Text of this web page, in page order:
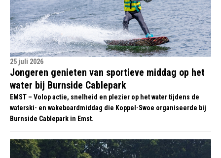
25 juli 2026
Jongeren genieten van sportieve middag op het
water bij Burnside Cablepark
EMST – Volop actie, snelheid en plezier op het water tijdens de
waterski- en wakeboardmiddag die Koppel-Swoe organiseerde bij
Burnside Cablepark in Emst.